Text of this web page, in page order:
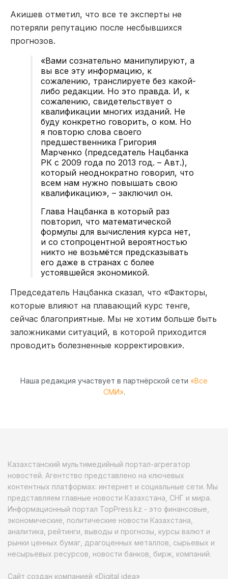
Акишев отметил, что все те эксперты не
потеряли репутацию после несбывшихся
прогнозов.
«Вами сознательно манипулируют, а
вы все эту информацию, к
сожалению, транслируете без какой-
либо редакции. Но это правда. И, к
сожалению, свидетельствует о
квалификации многих изданий. Не
буду конкретно говорить, о ком. Но
я повторю слова своего
предшественника Григория
Марченко (председатель Нацбанка
РК с 2009 года по 2013 год. – Авт.),
который неоднократно говорил, что
всем нам нужно повышать свою
квалификацию», – заключил он.
Глава Нацбанка в который раз
повторил, что математической
формулы для вычисления курса нет,
и со стопроцентной вероятностью
никто не возьмётся предсказывать
его даже в странах с более
устоявшейся экономикой.
Председатель Нацбанка сказал, что «Факторы,
которые влияют на плавающий курс тенге,
сейчас благоприятные. Мы не хотим больше быть
заложниками ситуаций, в которой приходится
проводить болезненные корректировки».
Наша редакция участвует в партнёрской сети «Все
СМИ».
Казахстанский мультимедийный портал-агрегатор
новостей. Агентство представлено на ключевых
контентных платформах: интернет и социальные сети. Мы
представляем главные новости Казахстана, СНГ и мира.
Информационный портал TopPress.kz - это финансовые,
экономические, политические новости Казахстана,
аналитика, рейтинги, выводы и прогнозы, курсы валют и
рынки ценных бумаг, драгоценных металлов, сырьевых и
несырьевых ресурсов, новости банков, бирж, компаний.
Сайт создан компанией «Digital idea»